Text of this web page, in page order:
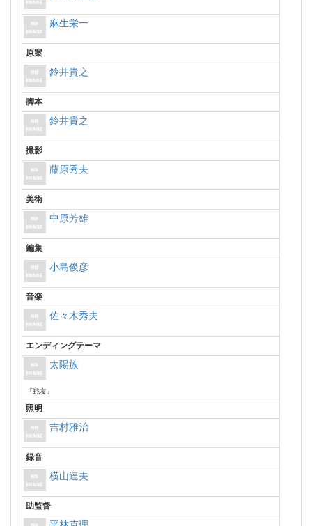
麻生栄一
原案
鈴井貴之
脚本
鈴井貴之
撮影
藤原秀夫
美術
中原芳雄
編集
小島俊彦
音楽
佐々木秀夫
エンディングテーマ
太陽族
『戦友』
照明
吉村雅治
録音
横山達夫
助監督